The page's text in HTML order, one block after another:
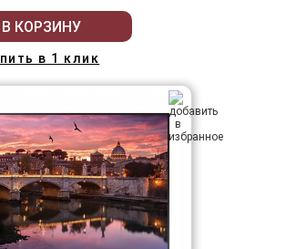
В КОРЗИНУ
в 1 клик